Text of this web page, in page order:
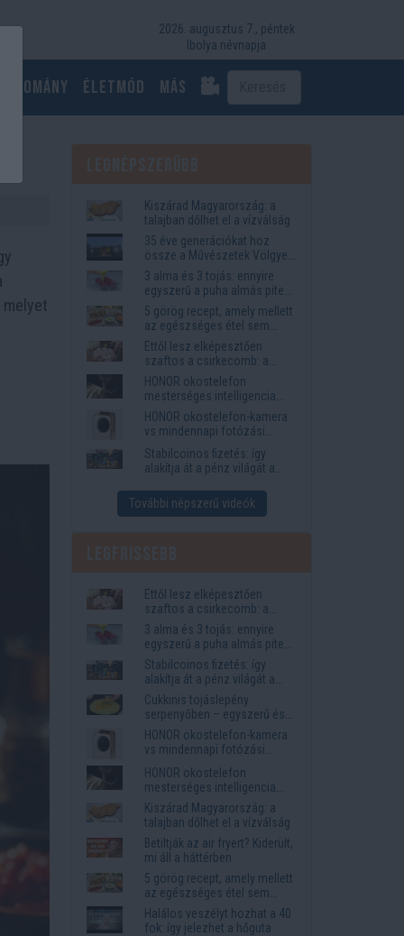
2026. augusztus 7., péntek
Ibolya névnapja
Életmód más
Kiszárad Magyarország: a
talajban dőlhet el a vízválság
35 éve generációkat hoz
össze a Művészetek Völgye
– megvan a 2027-es időpont
és a bérletár
3 alma és 3 tojás: ennyire
egyszerű a puha almás pite
titka
5 görög recept, amely mellett
az egészséges étel sem
tűnik lemondásnak
Ettől lesz elképesztően
szaftos a csirkecomb: a
sörös pác a titok
HONOR okostelefon
mesterséges intelligencia
funkciók, amelyek
megkönnyítik az életet
HONOR okostelefon-kamera
vs mindennapi fotózási
igények
Stabilcoinos fizetés: így
alakítja át a pénz világát a
Western Union
További népszerű videók
Ettől lesz elképesztően
szaftos a csirkecomb: a
sörös pác a titok
3 alma és 3 tojás: ennyire
egyszerű a puha almás pite
titka
Stabilcoinos fizetés: így
alakítja át a pénz világát a
Visa, a Mastercard és a
Western Union
Cukkinis tojáslepény
serpenyőben – egyszerű és
laktató vacsora
HONOR okostelefon-kamera
vs mindennapi fotózási
igények
HONOR okostelefon
mesterséges intelligencia
funkciók, amelyek
megkönnyítik az életet
Kiszárad Magyarország: a
talajban dőlhet el a vízválság
Betiltják az air fryert? Kiderült,
mi áll a háttérben
5 görög recept, amely mellett
az egészséges étel sem
tűnik lemondásnak
Halálos veszélyt hozhat a 40
fok: így jelezhet a hőguta